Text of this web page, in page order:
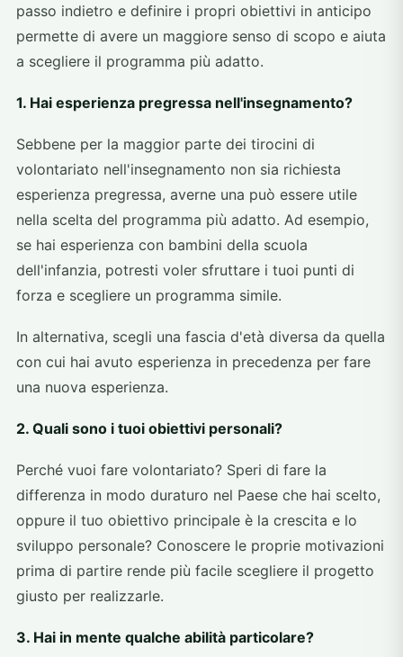
passo indietro e definire i propri obiettivi in anticipo
permette di avere un maggiore senso di scopo e aiuta
a scegliere il programma più adatto.
1. Hai esperienza pregressa nell'insegnamento?
Sebbene per la maggior parte dei tirocini di
volontariato nell'insegnamento non sia richiesta
esperienza pregressa, averne una può essere utile
nella scelta del programma più adatto. Ad esempio,
se hai esperienza con bambini della scuola
dell'infanzia, potresti voler sfruttare i tuoi punti di
forza e scegliere un programma simile.
In alternativa, scegli una fascia d'età diversa da quella
con cui hai avuto esperienza in precedenza per fare
una nuova esperienza.
2. Quali sono i tuoi obiettivi personali?
Perché vuoi fare volontariato? Speri di fare la
differenza in modo duraturo nel Paese che hai scelto,
oppure il tuo obiettivo principale è la crescita e lo
sviluppo personale? Conoscere le proprie motivazioni
prima di partire rende più facile scegliere il progetto
giusto per realizzarle.
3. Hai in mente qualche abilità particolare?